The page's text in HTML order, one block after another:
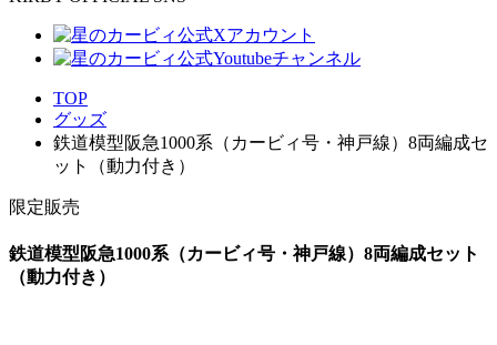
TOP
グッズ
鉄道模型阪急1000系（カービィ号・神戸線）8両編成セ
ット（動力付き）
限定販売
鉄道模型阪急1000系（カービィ号・神戸線）8両編成セット
（動力付き）